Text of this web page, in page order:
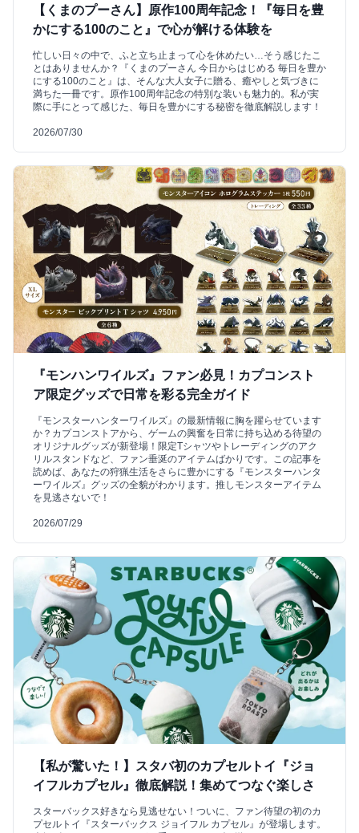
【くまのプーさん】原作100周年記念！『毎日を豊
かにする100のこと』で心が解ける体験を
忙しい日々の中で、ふと立ち止まって心を休めたい…そう感じたこ
とはありませんか？『くまのプーさん 今日からはじめる 毎日を豊か
にする100のこと』は、そんな大人女子に贈る、癒やしと気づきに
満ちた一冊です。原作100周年記念の特別な装いも魅力的。私が実
際に手にとって感じた、毎日を豊かにする秘密を徹底解説します！
2026/07/30
『モンハンワイルズ』ファン必見！カプコンスト
ア限定グッズで日常を彩る完全ガイド
『モンスターハンターワイルズ』の最新情報に胸を躍らせています
か？カプコンストアから、ゲームの興奮を日常に持ち込める待望の
オリジナルグッズが新登場！限定Tシャツやトレーディングのアク
リルスタンドなど、ファン垂涎のアイテムばかりです。この記事を
読めば、あなたの狩猟生活をさらに豊かにする『モンスターハンタ
ーワイルズ』グッズの全貌がわかります。推しモンスターアイテム
を見逃さないで！
2026/07/29
【私が驚いた！】スタバ初のカプセルトイ『ジョ
イフルカプセル』徹底解説！集めてつなぐ楽しさ
スターバックス好きなら見逃せない！ついに、ファン待望の初のカ
プセルトイ『スターバックス ジョイフル カプセル』が登場します。